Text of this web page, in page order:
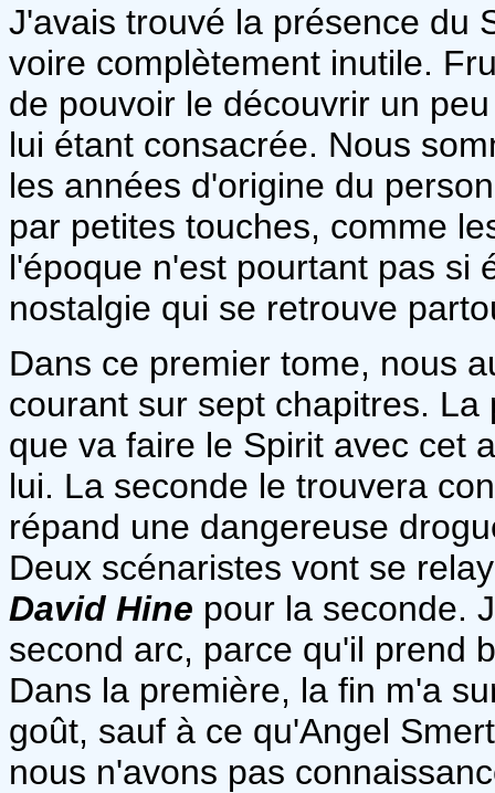
J'avais trouvé la présence du
voire complètement inutile.
de pouvoir le découvrir un
lui étant consacrée. Nous
les années d'origine du
par petites touches, comme
l'époque n'est pourtant pas si
nostalgie qui se retrouve
Dans ce premier tome, nous
courant sur sept chapitres.
que va faire le Spirit avec cet
lui. La seconde le trouvera
répand une dangereuse
Deux scénaristes vont se
David Hine pour la seconde.
second arc, parce qu'il prend
Dans la première, la fin m'a
goût, sauf à ce qu'Angel
nous n'avons pas